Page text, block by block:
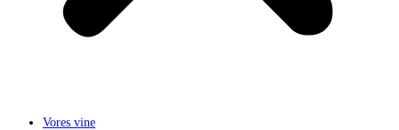
Vores vine